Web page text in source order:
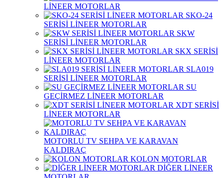
LİNEER MOTORLAR
SKO-24
SERİSİ LİNEER MOTORLAR
SKW
SERİSİ LİNEER MOTORLAR
SKX SERİSİ
LİNEER MOTORLAR
SLA019
SERİSİ LİNEER MOTORLAR
SU
GEÇİRMEZ LİNEER MOTORLAR
XDT SERİSİ
LİNEER MOTORLAR
MOTORLU TV SEHPA VE KARAVAN
KALDIRAÇ
KOLON MOTORLAR
DİĞER LİNEER